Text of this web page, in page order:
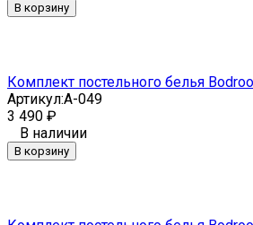
В корзину
Комплект постельного белья
Артикул:A-049
3 490 ₽
В наличии
В корзину